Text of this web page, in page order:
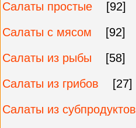
Салаты простые
[92]
Салаты с мясом
[92]
Салаты из рыбы
[58]
Салаты из грибов
[27]
Салаты из субпродуктов